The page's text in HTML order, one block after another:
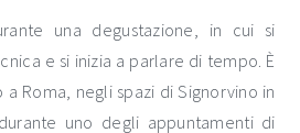
una degustazione, in cui si
e si inizia a parlare di tempo. È
Roma, negli spazi di Signorvino in
uno degli appuntamenti di